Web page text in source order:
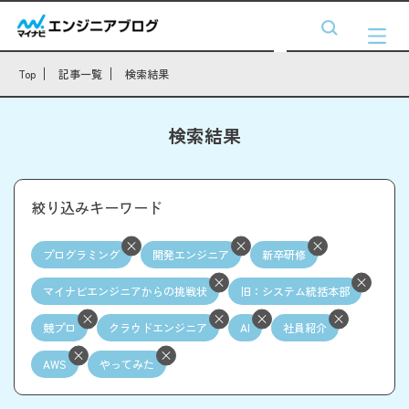
Top 記事一覧 検索結果
検索結果
絞り込みキーワード
プログラミング 開発エンジニア 新卒研修
マイナビエンジニアからの挑戦状 旧：システム統括本部
競プロ クラウドエンジニア AI 社員紹介
AWS やってみた